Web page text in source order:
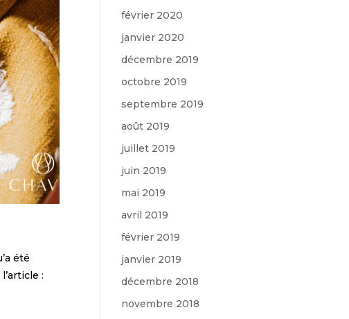
été
:
février 2020
janvier 2020
décembre 2019
octobre 2019
septembre 2019
août 2019
juillet 2019
juin 2019
mai 2019
avril 2019
février 2019
janvier 2019
décembre 2018
novembre 2018